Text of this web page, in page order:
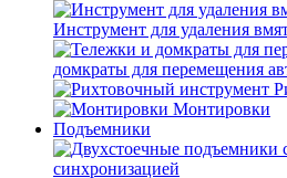
Инструмент для удаления
домкраты для перемещения
Монтировки
Подъемники